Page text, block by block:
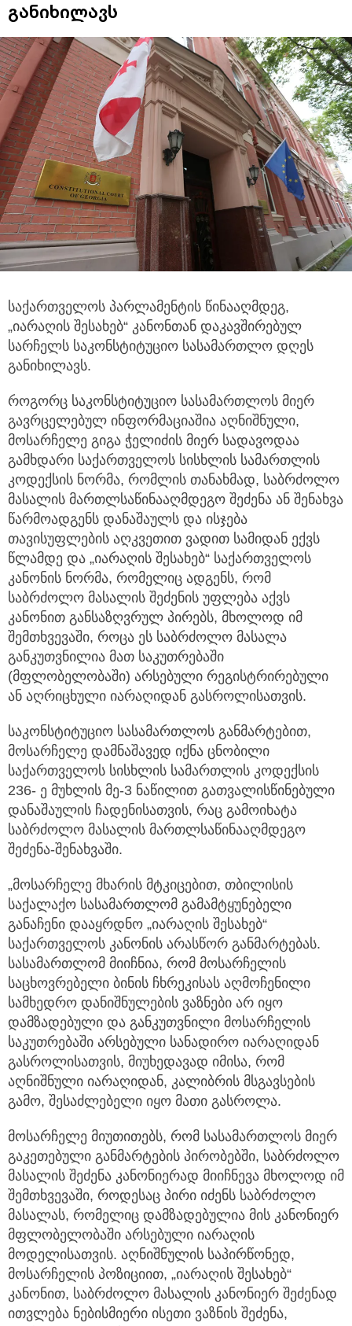
განიხილავს
საქართველოს პარლამენტის წინააღმდეგ,
„იარაღის შესახებ“ კანონთან დაკავშირებულ
სარჩელს საკონსტიტუციო სასამართლო დღეს
განიხილავს.
როგორც საკონსტიტუციო სასამართლოს მიერ
გავრცელებულ ინფორმაციაშია აღნიშნული,
მოსარჩელე გიგა ჭელიძის მიერ სადავოდაა
გამხდარი საქართველოს სისხლის სამართლის
კოდექსის ნორმა, რომლის თანახმად, საბრძოლო
მასალის მართლსაწინააღმდეგო შეძენა ან შენახვა
წარმოადგენს დანაშაულს და ისჯება
თავისუფლების აღკვეთით ვადით სამიდან ექვს
წლამდე და „იარაღის შესახებ“ საქართველოს
კანონის ნორმა, რომელიც ადგენს, რომ
საბრძოლო მასალის შეძენის უფლება აქვს
კანონით განსაზღვრულ პირებს, მხოლოდ იმ
შემთხვევაში, როცა ეს საბრძოლო მასალა
განკუთვნილია მათ საკუთრებაში
(მფლობელობაში) არსებული რეგისტრირებული
ან აღრიცხული იარაღიდან გასროლისათვის.
საკონსტიტუციო სასამართლოს განმარტებით,
მოსარჩელე დამნაშავედ იქნა ცნობილი
საქართველოს სისხლის სამართლის კოდექსის
236- ე მუხლის მე-3 ნაწილით გათვალისწინებული
დანაშაულის ჩადენისათვის, რაც გამოიხატა
საბრძოლო მასალის მართლსაწინააღმდეგო
შეძენა-შენახვაში.
„მოსარჩელე მხარის მტკიცებით, თბილისის
საქალაქო სასამართლომ გამამტყუნებელი
განაჩენი დააყრდნო „იარაღის შესახებ“
საქართველოს კანონის არასწორ განმარტებას.
სასამართლომ მიიჩნია, რომ მოსარჩელის
საცხოვრებელი ბინის ჩხრეკისას აღმოჩენილი
სამხედრო დანიშნულების ვაზნები არ იყო
დამზადებული და განკუთვნილი მოსარჩელის
საკუთრებაში არსებული სანადირო იარაღიდან
გასროლისათვის, მიუხედავად იმისა, რომ
აღნიშნული იარაღიდან, კალიბრის მსგავსების
გამო, შესაძლებელი იყო მათი გასროლა.
მოსარჩელე მიუთითებს, რომ სასამართლოს მიერ
გაკეთებული განმარტების პირობებში, საბრძოლო
მასალის შეძენა კანონიერად მიიჩნევა მხოლოდ იმ
შემთხვევაში, როდესაც პირი იძენს საბრძოლო
მასალას, რომელიც დამზადებულია მის კანონიერ
მფლობელობაში არსებული იარაღის
მოდელისათვის. აღნიშნულის საპირწონედ,
მოსარჩელის პოზიციით, „იარაღის შესახებ“
კანონით, საბრძოლო მასალის კანონიერ შეძენად
ითვლება ნებისმიერი ისეთი ვაზნის შეძენა,